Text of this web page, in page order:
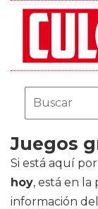
Juegos
Si está aquí
hoy, está en la
información